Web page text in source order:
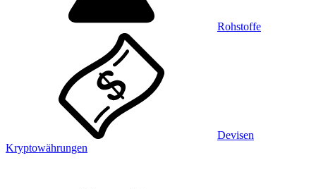
Rohstoffe
Devisen
Kryptowährungen